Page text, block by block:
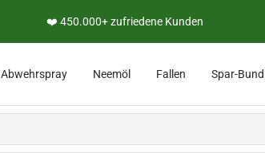
❤️ 450.000+ zufriedene Kunden
Abwehrspray Neemöl Fallen Spar-